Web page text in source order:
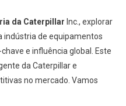
da Caterpillar Inc., explorar
indústria de equipamentos
e influência global. Este
da Caterpillar e
no mercado. Vamos